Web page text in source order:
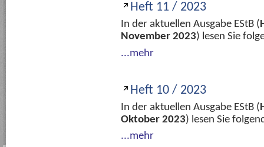
Heft 11 / 2023
In der aktuellen Ausgabe EStB (
November 2023) lesen Sie
...mehr
Heft 10 / 2023
In der aktuellen Ausgabe EStB (
Oktober 2023) lesen Sie
...mehr